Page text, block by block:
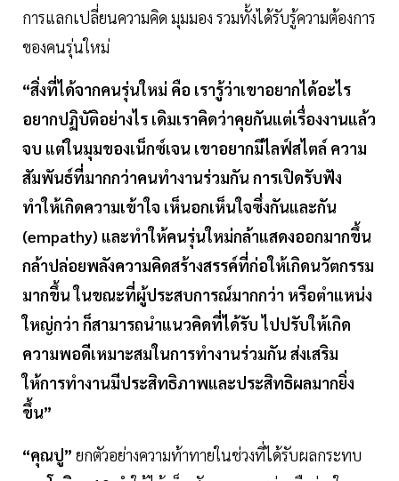
การแลกเปลี่ยนความคิด มุมมอง รวมทั้งได้รับรู้ความต้องการ
ของคนรุ่นใหม่
“สิ่งที่ได้จากคนรุ่นใหม่ คือ เรารู้ว่าเขาอยากได้อะไร
อยากปฏิบัติอย่างไร เดิมเราคิดว่าคุยกันแต่เรื่องงานแล้ว
จบ แต่ในมุมของเน็กซ์เจน เขาอยากมีไลฟ์สไตล์ ความ
สัมพันธ์ที่มากกว่าคนทำงานร่วมกัน การเปิดรับฟัง
ทำให้เกิดความเข้าใจ เห็นอกเห็นใจซึ่งกันและกัน
(empathy) และทำให้คนรุ่นใหม่กล้าแสดงออกมากขึ้น
กล้าปล่อยพลังความคิดสร้างสรรค์ที่ก่อให้เกิดนวัตกรรม
มากขึ้น ในขณะที่ผู้ประสบการณ์มากกว่า หรือตำแหน่ง
ใหญ่กว่า ก็สามารถนำแนวคิดที่ได้รับ ไปปรับให้เกิด
ความพอดีเหมาะสมในการทำงานร่วมกัน ส่งเสริม
ให้การทำงานมีประสิทธิภาพและประสิทธิผลมากยิ่ง
ขึ้น”
“คุณปู” ยกตัวอย่างความท้าทายในช่วงที่ได้รับผลกระทบ